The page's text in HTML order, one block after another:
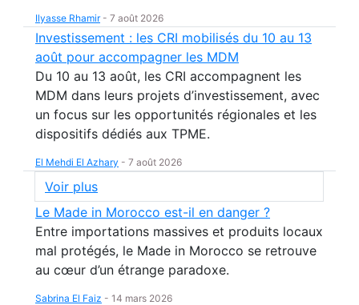
Ilyasse Rhamir- 7 août 2026
Investissement : les CRI mobilisés du 10 au 13
août pour accompagner les MDM
Du 10 au 13 août, les CRI accompagnent les
MDM dans leurs projets d’investissement, avec
un focus sur les opportunités régionales et les
dispositifs dédiés aux TPME.
El Mehdi El Azhary - 7 août 2026
Voir plus
Le Made in Morocco est-il en danger ?
Entre importations massives et produits locaux
mal protégés, le Made in Morocco se retrouve
au cœur d’un étrange paradoxe.
Sabrina El Faiz - 14 mars 2026